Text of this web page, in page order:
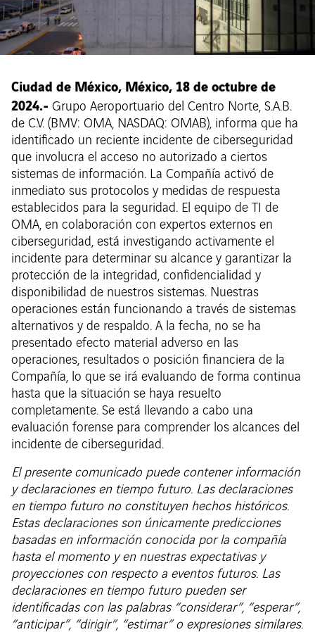
Ciudad de México, México, 18 de octubre de
2024.- Grupo Aeroportuario del Centro Norte, S.A.B.
de C.V. (BMV: OMA, NASDAQ: OMAB), informa que ha
identificado un reciente incidente de ciberseguridad
que involucra el acceso no autorizado a ciertos
sistemas de información. La Compañía activó de
inmediato sus protocolos y medidas de respuesta
establecidos para la seguridad. El equipo de TI de
OMA, en colaboración con expertos externos en
ciberseguridad, está investigando activamente el
incidente para determinar su alcance y garantizar la
protección de la integridad, confidencialidad y
disponibilidad de nuestros sistemas. Nuestras
operaciones están funcionando a través de sistemas
alternativos y de respaldo. A la fecha, no se ha
presentado efecto material adverso en las
operaciones, resultados o posición financiera de la
Compañía, lo que se irá evaluando de forma continua
hasta que la situación se haya resuelto
completamente. Se está llevando a cabo una
evaluación forense para comprender los alcances del
incidente de ciberseguridad.
El presente comunicado puede contener información
y declaraciones en tiempo futuro. Las declaraciones
en tiempo futuro no constituyen hechos históricos.
Estas declaraciones son únicamente predicciones
basadas en información conocida por la compañía
hasta el momento y en nuestras expectativas y
proyecciones con respecto a eventos futuros. Las
declaraciones en tiempo futuro pueden ser
identificadas con las palabras “considerar”, “esperar”,
“anticipar”, “dirigir”, “estimar” o expresiones similares.